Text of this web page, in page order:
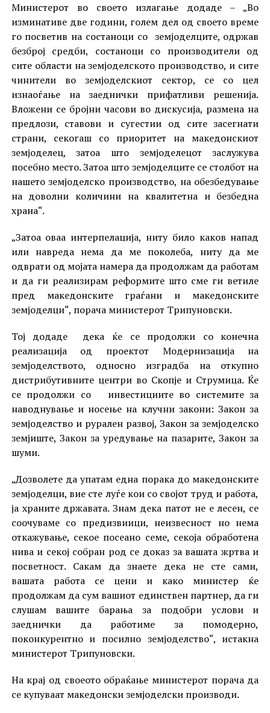
Министерот во своето излагање додаде – „Во
изминативе две години, голем дел од своето време
го посветив на состаноци со земјоделците, одржав
безброј средби, состаноци со производители од
сите области на земјоделското производство, и сите
чинители во земјоделскиот сектор, се со цел
изнаоѓање на заеднички прифатливи решенија.
Вложени се бројни часови во дискусија, размена на
предлози, ставови и сугестии од сите засегнати
страни, секогаш со приоритет на македонскиот
земјоделец, затоа што земјоделецот заслужува
посебно место. Затоа што земјоделците се столбот на
нашето земјоделско производство, на обезбедување
на доволни количини на квалитетна и безбедна
храна“.
„Затоа оваа интерпелација, ниту било каков напад
или навреда нема да ме поколеба, ниту да ме
одврати од мојата намера да продолжам да работам
и да ги реализирам реформите што сме ги ветиле
пред македонските граѓани и македонските
земјоделци“, порача министерот Трипуновски.
Тој додаде дека ќе се продолжи со конечна
реализација од проектот Модернизација на
земјоделството, односно изградба на откупно
дистрибутивните центри во Скопје и Струмица. Ќе
се продолжи со инвестициите во системите за
наводнување и носење на клучни закони: Закон за
земјоделство и рурален развој, Закон за земјоделско
земјиште, Закон за уредување на пазарите, Закон за
шуми.
„Дозволете да упатам една порака до македонските
земјоделци, вие сте луѓе кои со својот труд и работа,
ја храните државата. Знам дека патот не е лесен, се
соочуваме со предизвиици, неизвесност но нема
откажување, секое посеано семе, секоја обработена
нива и секој собран род се доказ за вашата жртва и
посветност. Сакам да знаете дека не сте сами,
вашата работа се цени и како министер ќе
продолжам да сум вашиот единствен партнер, да ги
слушам вашите барања за подобри услови и
заеднички да работиме за помодерно,
поконкурентно и посилно земјоделство“, истакна
министерот Трипуновски.
На крај од своеото обраќање министерот порача да
се купуваат македонски земјоделски производи.